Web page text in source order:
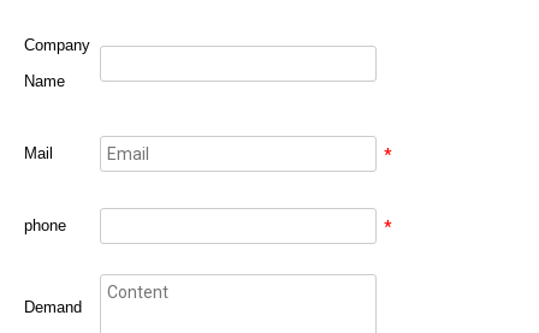
Company
Name
Mail *
phone *
Demand